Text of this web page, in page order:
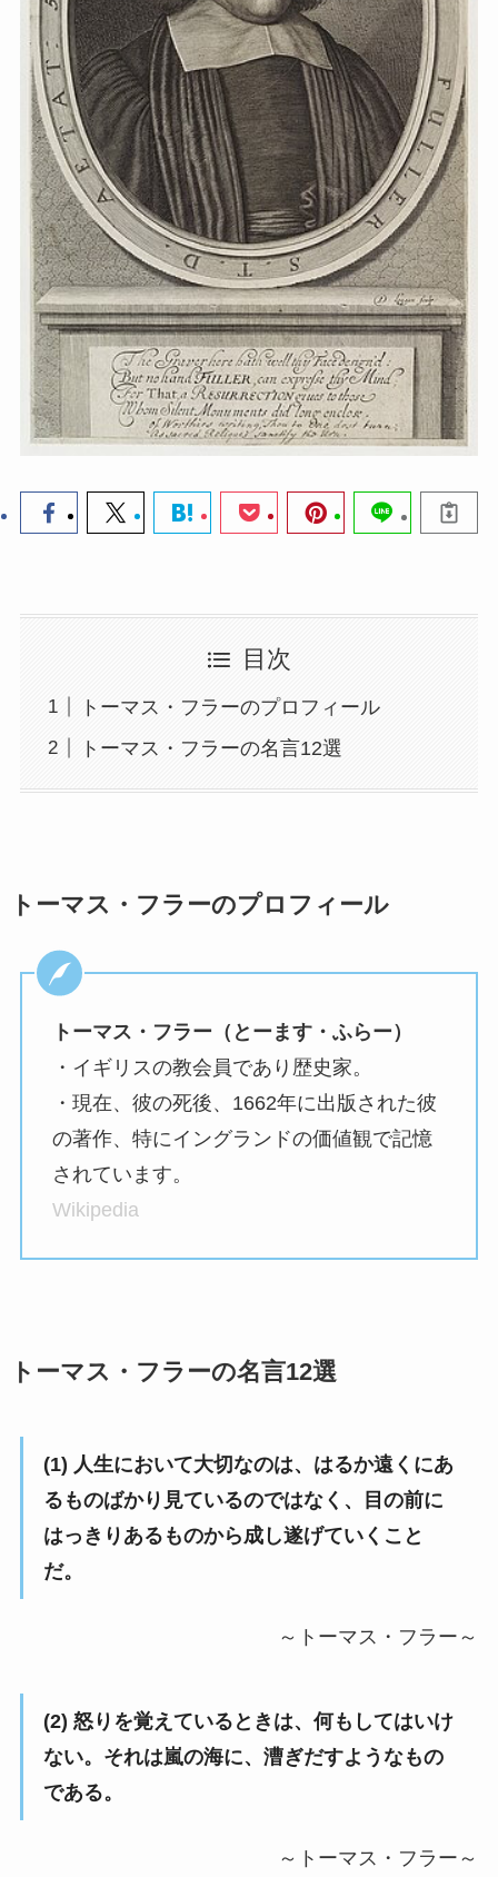
目次
トーマス・フラーのプロフィール
トーマス・フラーの名言12選
トーマス・フラーのプロフィール
トーマス・フラー（とーます・ふらー）
・イギリスの教会員であり歴史家。
・現在、彼の死後、1662年に出版された彼
の著作、特にイングランドの価値観で記憶
されています。
Wikipedia
トーマス・フラーの名言12選
(1) 人生において大切なのは、はるか遠くにあ
るものばかり見ているのではなく、目の前に
はっきりあるものから成し遂げていくこと
だ。
～トーマス・フラー～
(2) 怒りを覚えているときは、何もしてはいけ
ない。それは嵐の海に、漕ぎだすようなもの
である。
～トーマス・フラー～